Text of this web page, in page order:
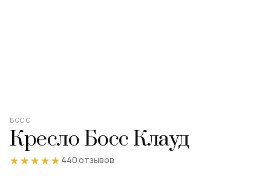
БОСС
Кресло Босс Клауд
★★★★★
★★★★★ 440 отзывов